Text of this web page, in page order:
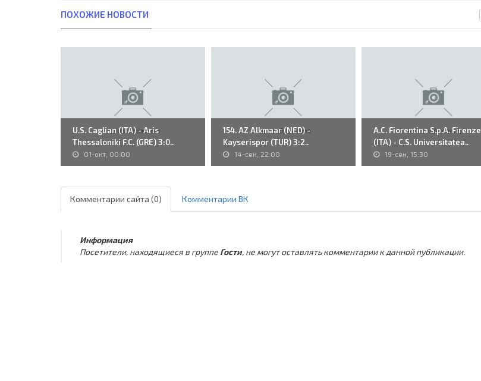
ПОХОЖИЕ НОВОСТИ
U.S. Caglian (ITA) - Aris
Thessaloniki F.C. (GRE) 3:0..
01-окт, 00:00
154. AZ Alkmaar (NED) -
Kayserispor (TUR) 3:2..
14-сен, 22:00
A.C. Fiorentina S.p.A. Firenze
(ITA) - C.S. Universitatea..
19-сен, 15:30
Комментарии сайта (0) Комментарии ВК
Информация
Посетители, находящиеся в группе Гости, не могут оставлять комментарии к данной публикации.